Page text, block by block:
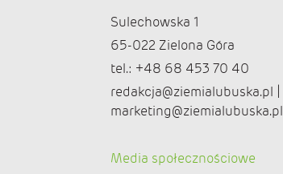
Sulechowska 1
65-022 Zielona Góra
tel.: +48 68 453 70 40
redakcja@ziemialubuska.pl |
marketing@ziemialubuska.pl
Media społecznościowe